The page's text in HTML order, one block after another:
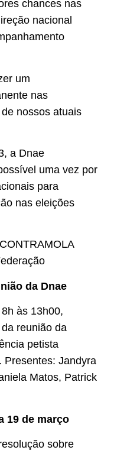
chances nas
nacional
um
nas
nossos atuais
a Dnae
uma vez por
para
nas eleições
da Dnae
às 13h00,
reunião da
petista
Presentes: Jandyra
Matos, Patrick
19 de março
sobre